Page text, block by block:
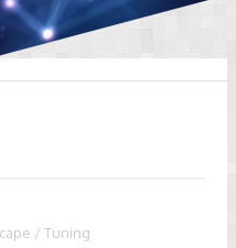
/ Tuning